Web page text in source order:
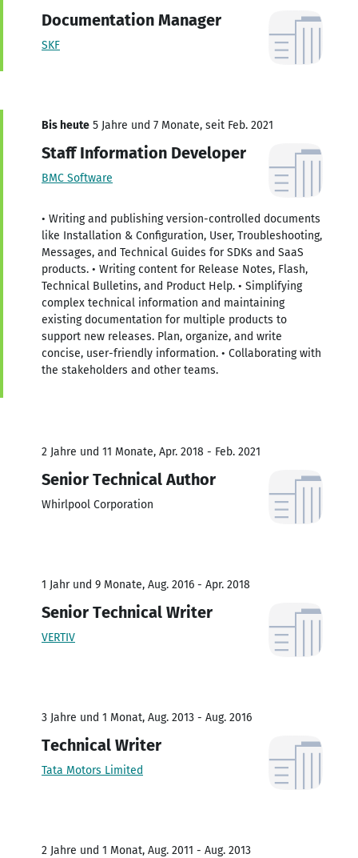
Documentation Manager
SKF
Bis heute 5 Jahre und 7 Monate, seit Feb. 2021
Staff Information Developer
BMC Software
• Writing and publishing version-controlled documents
like Installation & Configuration, User, Troubleshooting,
Messages, and Technical Guides for SDKs and SaaS
products. • Writing content for Release Notes, Flash,
Technical Bulletins, and Product Help. • Simplifying
complex technical information and maintaining
existing documentation for multiple products to
support new releases. Plan, organize, and write
concise, user-friendly information. • Collaborating with
the stakeholders and other teams.
2 Jahre und 11 Monate, Apr. 2018 - Feb. 2021
Senior Technical Author
Whirlpool Corporation
1 Jahr und 9 Monate, Aug. 2016 - Apr. 2018
Senior Technical Writer
VERTIV
3 Jahre und 1 Monat, Aug. 2013 - Aug. 2016
Technical Writer
Tata Motors Limited
2 Jahre und 1 Monat, Aug. 2011 - Aug. 2013